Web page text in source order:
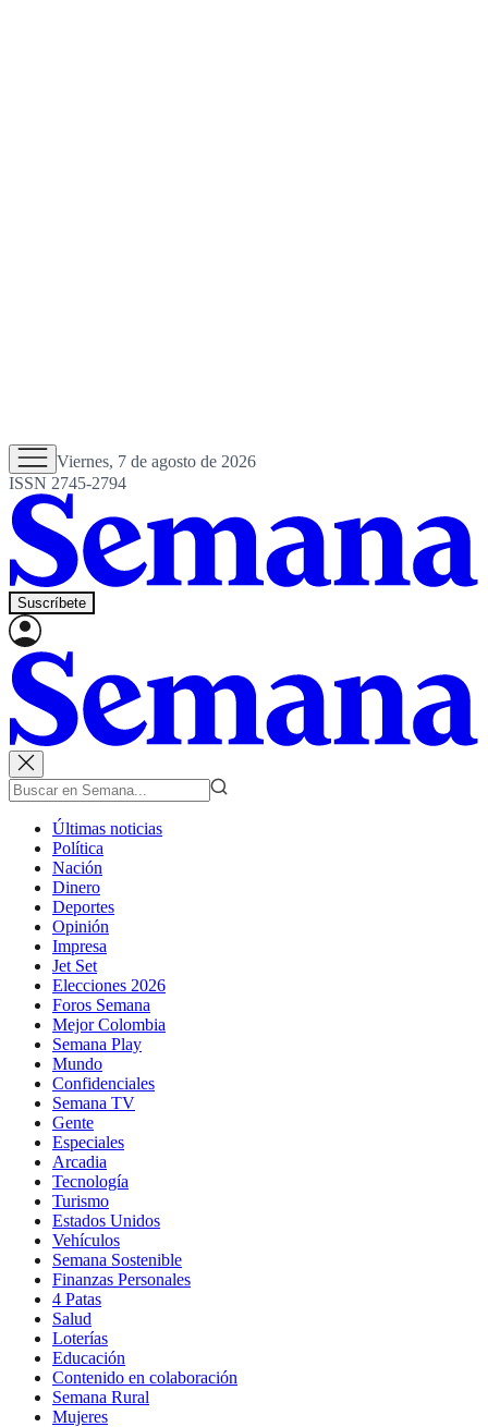
Viernes, 7 de agosto de 2026
ISSN 2745-2794
Suscríbete
Últimas noticias
Política
Nación
Dinero
Deportes
Opinión
Impresa
Jet Set
Elecciones 2026
Foros Semana
Mejor Colombia
Semana Play
Mundo
Confidenciales
Semana TV
Gente
Especiales
Arcadia
Tecnología
Turismo
Estados Unidos
Vehículos
Semana Sostenible
Finanzas Personales
4 Patas
Salud
Loterías
Educación
Contenido en colaboración
Semana Rural
Mujeres